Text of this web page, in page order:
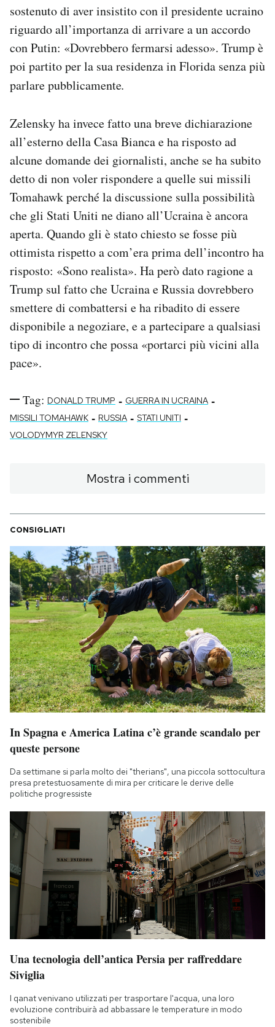
sostenuto di aver insistito con il presidente ucraino
riguardo all’importanza di arrivare a un accordo
con Putin: «Dovrebbero fermarsi adesso». Trump è
poi partito per la sua residenza in Florida senza più
parlare pubblicamente.
Zelensky ha invece fatto una breve dichiarazione
all’esterno della Casa Bianca e ha risposto ad
alcune domande dei giornalisti, anche se ha subito
detto di non voler rispondere a quelle sui missili
Tomahawk perché la discussione sulla possibilità
che gli Stati Uniti ne diano all’Ucraina è ancora
aperta. Quando gli è stato chiesto se fosse più
ottimista rispetto a com’era prima dell’incontro ha
risposto: «Sono realista». Ha però dato ragione a
Trump sul fatto che Ucraina e Russia dovrebbero
smettere di combattersi e ha ribadito di essere
disponibile a negoziare, e a partecipare a qualsiasi
tipo di incontro che possa «portarci più vicini alla
pace».
Tag: DONALD TRUMP - GUERRA IN UCRAINA -
MISSILI TOMAHAWK - RUSSIA - STATI UNITI -
VOLODYMYR ZELENSKY
Mostra i commenti
CONSIGLIATI
In Spagna e America Latina c’è grande scandalo per
queste persone
Da settimane si parla molto dei "therians", una piccola sottocultura
presa pretestuosamente di mira per criticare le derive delle
politiche progressiste
Una tecnologia dell’antica Persia per raffreddare
Siviglia
I qanat venivano utilizzati per trasportare l'acqua, una loro
evoluzione contribuirà ad abbassare le temperature in modo
sostenibile